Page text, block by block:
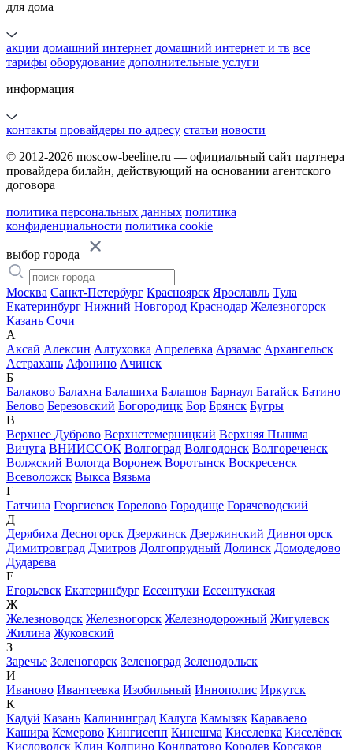
для дома
акции домашний интернет домашний интернет и тв все
тарифы оборудование дополнительные услуги
информация
контакты провайдеры по адресу статьи новости
© 2012-2026 moscow-beeline.ru — официальный сайт партнера
провайдера билайн, действующий на основании агентского
договора
политика персональных данных политика
конфиденциальности политика cookie
выбор города
Москва Санкт-Петербург Красноярск Ярославль Тула
Екатеринбург Нижний Новгород Краснодар Железногорск
Казань Сочи
А
Аксай Алексин Алтуховка Апрелевка Арзамас Архангельск
Астрахань Афонино Ачинск
Б
Балаково Балахна Балашиха Балашов Барнаул Батайск Батино
Белово Березовский Богородицк Бор Брянск Бугры
В
Верхнее Дуброво Верхнетемерницкий Верхняя Пышма
Вичуга ВНИИССОК Волгоград Волгодонск Волгореченск
Волжский Вологда Воронеж Воротынск Воскресенск
Всеволожск Выкса Вязьма
Г
Гатчина Георгиевск Горелово Городище Горячеводский
Д
Дерябиха Десногорск Дзержинск Дзержинский Дивногорск
Димитровград Дмитров Долгопрудный Долинск Домодедово
Дударева
Е
Егорьевск Екатеринбург Ессентуки Ессентукская
Ж
Железноводск Железногорск Железнодорожный Жигулевск
Жилина Жуковский
З
Заречье Зеленогорск Зеленоград Зеленодольск
И
Иваново Ивантеевка Изобильный Иннополис Иркутск
К
Кадуй Казань Калининград Калуга Камызяк Караваево
Кашира Кемерово Кингисепп Кинешма Киселевка Киселёвск
Кисловодск Клин Колпино Кондратово Королев Корсаков